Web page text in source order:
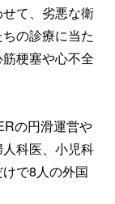
て、劣悪な衛
の診療に当た
梗塞や心不全
の円滑運営や
科医、小児科
で8人の外国